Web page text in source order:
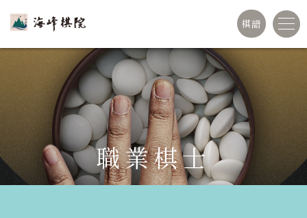
棋譜
職業棋士